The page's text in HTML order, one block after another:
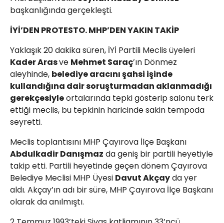
başkanlığında gerçekleşti.
İYİ’DEN PROTESTO. MHP’DEN YAKIN TAKİP
Yaklaşık 20 dakika süren, İYİ Partili Meclis üyeleri
Kader Arasve Mehmet Saraç’ın Dönmez
aleyhinde, belediye aracını şahsi işinde
kullandığına dair soruşturmadan aklanmadığı
gerekçesiyleortalarında tepki gösterip salonu terk
ettiği meclis, bu tepkinin haricinde sakin tempoda
seyretti.
Meclis toplantısını MHP Çayırova İlçe Başkanı
Abdulkadir Danışmaz da geniş bir partili heyetiyle
takip etti. Partili heyetinde geçen dönem Çayırova
Belediye Meclisi MHP Üyesi Davut Akçayda yer
aldı. Akçay’ın adı bir süre, MHP Çayırova İlçe Başkanı
olarak da anılmıştı.